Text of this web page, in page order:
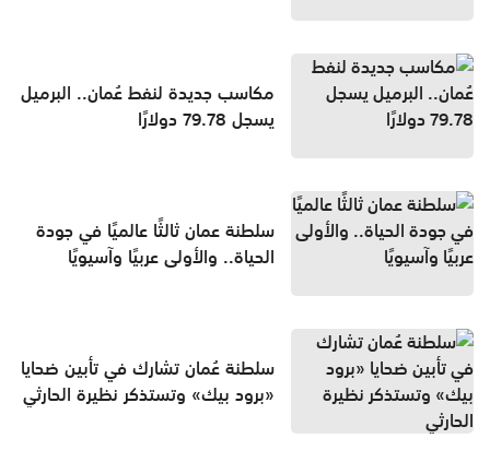
مكاسب جديدة لنفط عُمان.. البرميل
يسجل 79.78 دولارًا
سلطنة عمان ثالثًا عالميًا في جودة
الحياة.. والأولى عربيًا وآسيويًا
سلطنة عُمان تشارك في تأبين ضحايا
«برود بيك» وتستذكر نظيرة الحارثي